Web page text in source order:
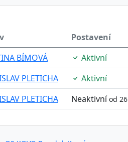
Postavení
BÍMOVÁ
Aktivní
PLETICHA
Aktivní
PLETICHA
Neaktivníod